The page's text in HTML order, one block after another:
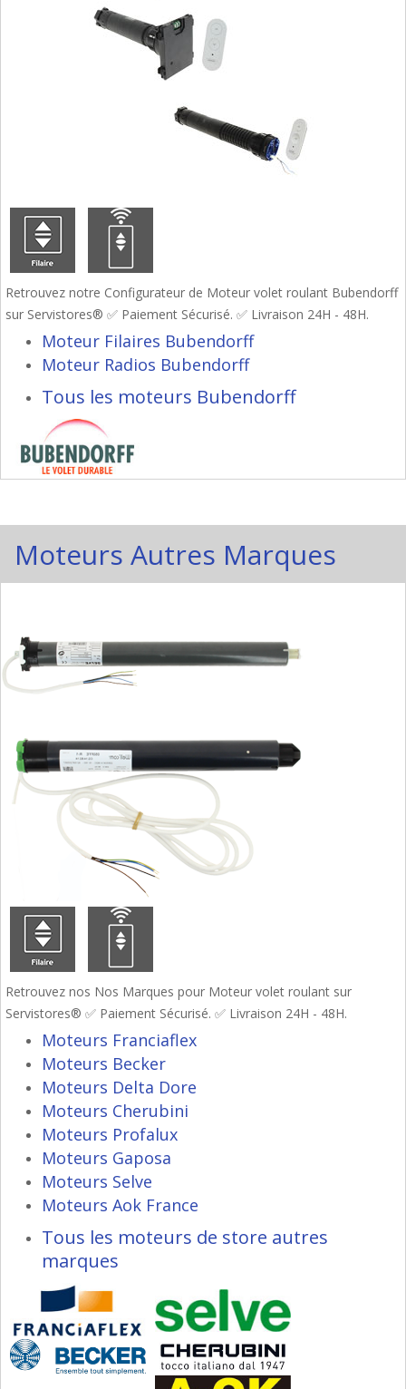
Retrouvez notre Configurateur de Moteur volet roulant Bubendorff
sur Servistores® ✅ Paiement Sécurisé. ✅ Livraison 24H - 48H.
Moteur Filaires Bubendorff
Moteur Radios Bubendorff
Tous les moteurs Bubendorff
Moteurs Autres Marques
Retrouvez nos Nos Marques pour Moteur volet roulant sur
Servistores® ✅ Paiement Sécurisé. ✅ Livraison 24H - 48H.
Moteurs Franciaflex
Moteurs Becker
Moteurs Delta Dore
Moteurs Cherubini
Moteurs Profalux
Moteurs Gaposa
Moteurs Selve
Moteurs Aok France
Tous les moteurs de store autres
marques